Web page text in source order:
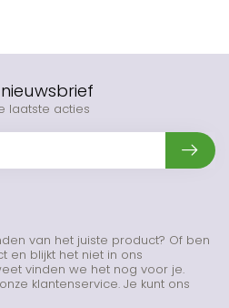
van het juiste product? Of ben
en blijkt het niet in ons
vinden we het nog voor je.
klantenservice. Je kunt ons
laatste acties